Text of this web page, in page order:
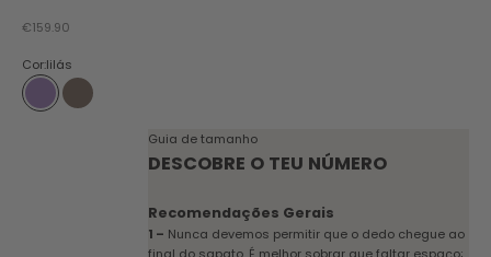
Preço promocional
€159.90
Cor:lilás
lilás toupeira
Guia de tamanho
DESCOBRE O TEU NÚMERO
Recomendações Gerais
1 – Nunca devemos permitir que o dedo chegue ao